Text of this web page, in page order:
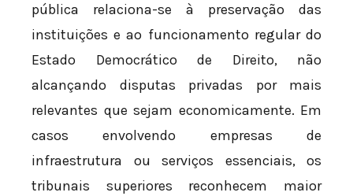
pública relaciona-se à preservação das
instituições e ao funcionamento regular do
Estado Democrático de Direito, não
alcançando disputas privadas por mais
relevantes que sejam economicamente. Em
casos envolvendo empresas de
infraestrutura ou serviços essenciais, os
tribunais superiores reconhecem maior